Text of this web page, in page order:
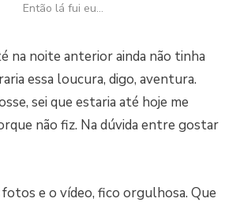
Então lá fui eu…
na noite anterior ainda não tinha
essa loucura, digo, aventura.
sei que estaria até hoje me
não fiz. Na dúvida entre gostar
e o vídeo, fico orgulhosa. Que